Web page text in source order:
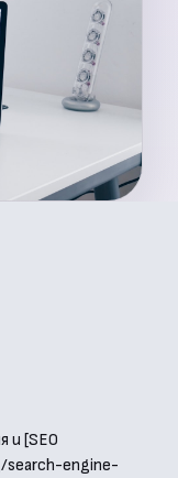
и [SEO
engine-